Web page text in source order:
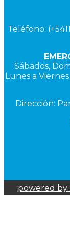
Teléfono:
Sábados,
Lunes a
Dirección:
powered by